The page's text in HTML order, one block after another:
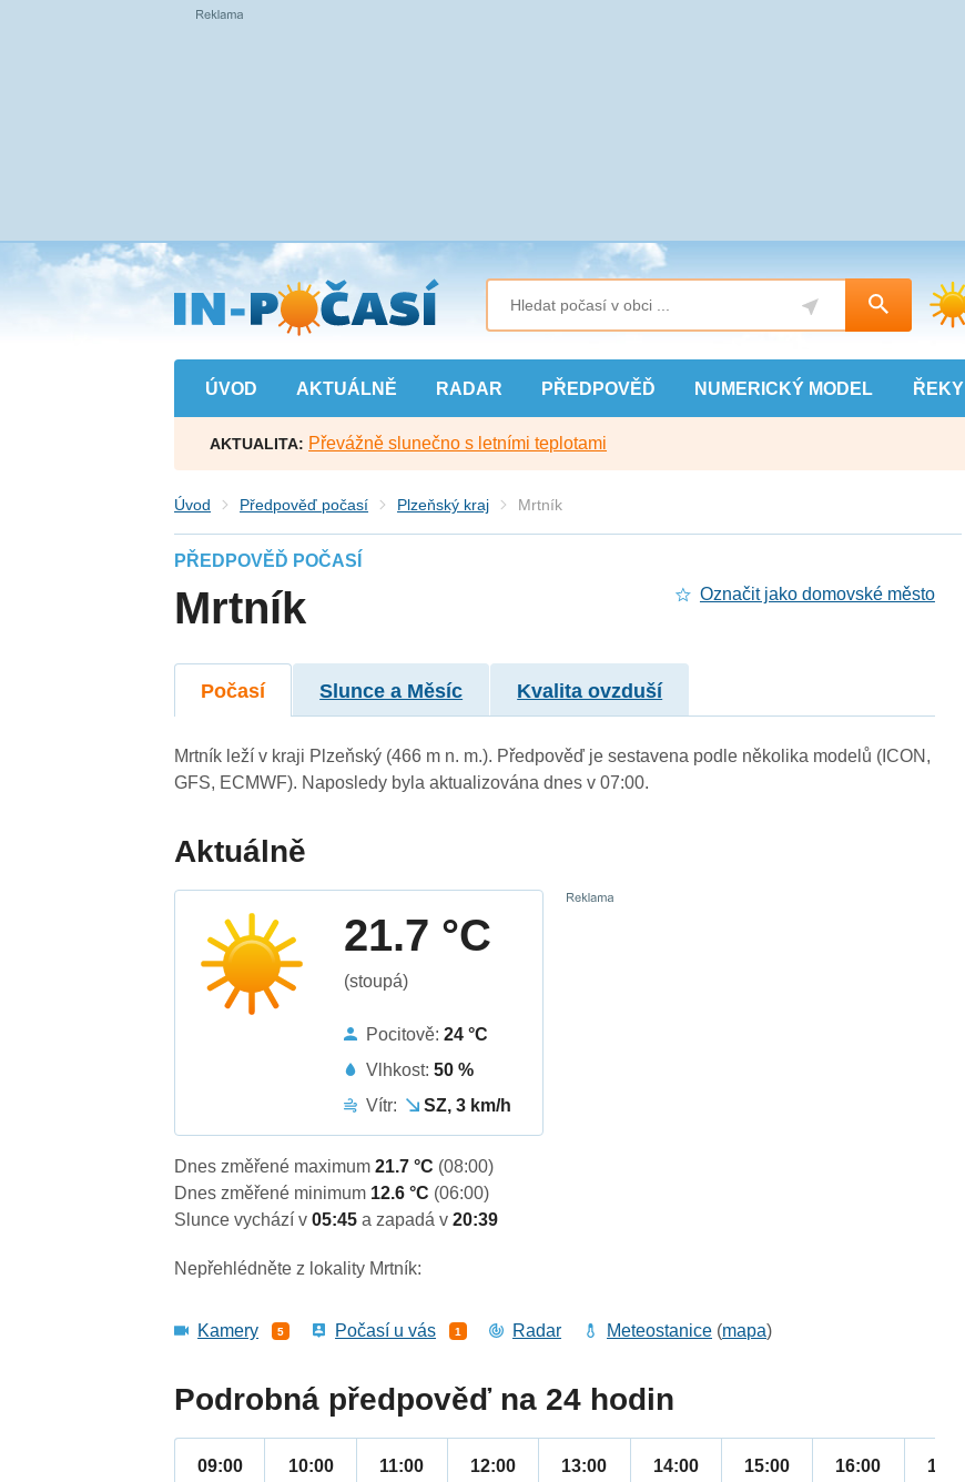
Přejít
na
hlavní
obsah
ÚVOD AKTUÁLNĚ RADAR PŘEDPOVĚĎ NUMERICKÝ MODEL ŘEKY
AKTUALITA: Převážně slunečno s letními teplotami
Úvod Předpověď počasí Plzeňský kraj Mrtník
PŘEDPOVĚĎ POČASÍ
Mrtník Označit jako domovské město
Počasí Slunce a Měsíc Kvalita ovzduší
Mrtník leží v kraji Plzeňský (466 m n. m.). Předpověď je sestavena podle několika modelů (ICON,
GFS, ECMWF). Naposledy byla aktualizována dnes v 07:00.
Aktuálně
21.7 °C
(stoupá)
Pocitově:24 °C
Vlhkost:50 %
Vítr:
SZ, 3 km/h
Dnes změřené maximum21.7 °C (08:00)
Dnes změřené minimum 12.6 °C (06:00)
Slunce vychází v05:45a zapadá v20:39
Nepřehlédněte z lokality Mrtník:
Kamery 5 Počasí u vás 1 Radar Meteostanice (mapa)
Podrobná předpověď na 24 hodin
09:00 10:00 11:00 12:00 13:00 14:00 15:00 16:00 17:00